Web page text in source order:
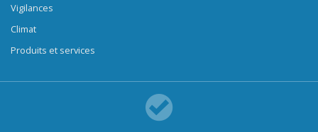
Vigilances
Climat
Produits et services